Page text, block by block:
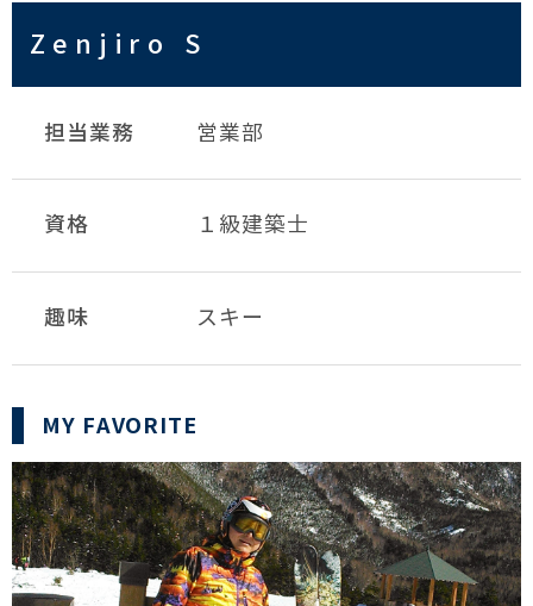
Zenjiro S
担当業務 営業部
資格 １級建築士
趣味 スキー
MY FAVORITE